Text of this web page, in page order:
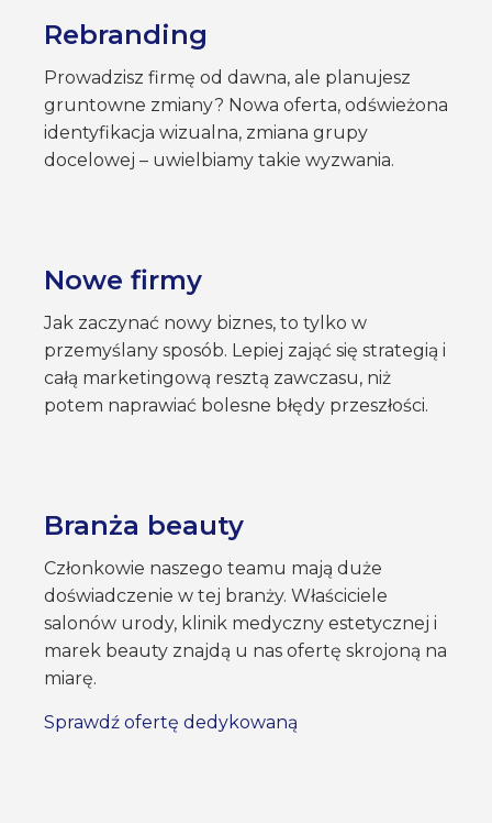
Rebranding
Prowadzisz firmę od dawna, ale planujesz
gruntowne zmiany? Nowa oferta, odświeżona
identyfikacja wizualna, zmiana grupy
docelowej – uwielbiamy takie wyzwania.
Nowe firmy
Jak zaczynać nowy biznes, to tylko w
przemyślany sposób. Lepiej zająć się strategią i
całą marketingową resztą zawczasu, niż
potem naprawiać bolesne błędy przeszłości.
Branża beauty
Członkowie naszego teamu mają duże
doświadczenie w tej branży. Właściciele
salonów urody, klinik medyczny estetycznej i
marek beauty znajdą u nas ofertę skrojoną na
miarę.
Sprawdź ofertę dedykowaną